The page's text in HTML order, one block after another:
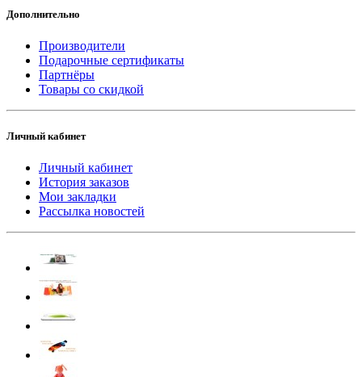
Дополнительно
Производители
Подарочные сертификаты
Партнёры
Товары со скидкой
Личный кабинет
Личный кабинет
История заказов
Мои закладки
Рассылка новостей